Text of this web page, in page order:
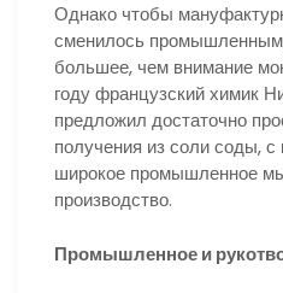
Однако чтобы
сменилось
большее, чем внимание
году французский химик
предложил достаточно
получения из соли соды, с
широкое промышленное
производство.
Промышленное и